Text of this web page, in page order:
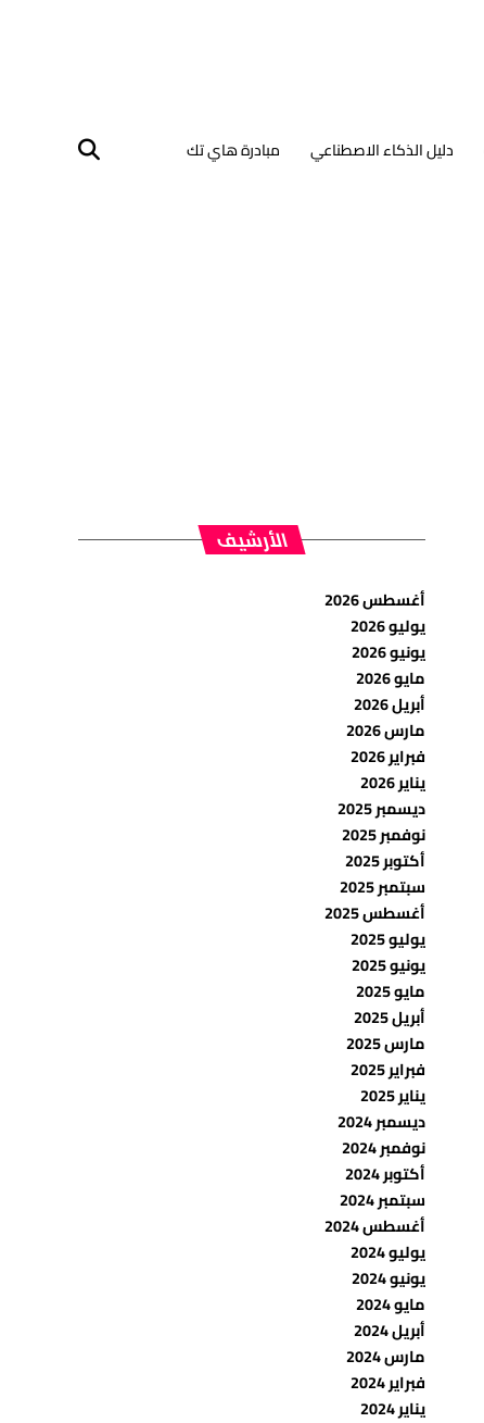
دليل الذكاء الاصطناعي مبادرة هاي تك
الأرشيف
أغسطس 2026
يوليو 2026
يونيو 2026
مايو 2026
أبريل 2026
مارس 2026
فبراير 2026
يناير 2026
ديسمبر 2025
نوفمبر 2025
أكتوبر 2025
سبتمبر 2025
أغسطس 2025
يوليو 2025
يونيو 2025
مايو 2025
أبريل 2025
مارس 2025
فبراير 2025
يناير 2025
ديسمبر 2024
نوفمبر 2024
أكتوبر 2024
سبتمبر 2024
أغسطس 2024
يوليو 2024
يونيو 2024
مايو 2024
أبريل 2024
مارس 2024
فبراير 2024
يناير 2024